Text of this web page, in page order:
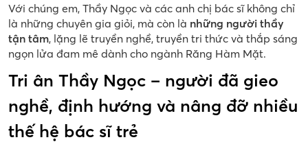
Với chúng em, Thầy Ngọc và các anh chị bác sĩ không chỉ
là những chuyên gia giỏi, mà còn là những người thầy
tận tâm, lặng lẽ truyền nghề, truyền tri thức và thắp sáng
ngọn lửa đam mê dành cho ngành Răng Hàm Mặt.
Tri ân Thầy Ngọc – người đã gieo
nghề, định hướng và nâng đỡ nhiều
thế hệ bác sĩ trẻ